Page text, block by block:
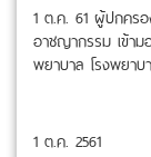
1 ต.ค. 61 ผู้ปกคร
อาชญากรรม เข้า
พยาบาล โรงพยาบ
1 ต.ค. 2561